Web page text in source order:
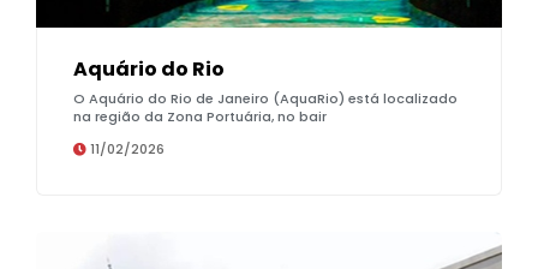
Aquário do Rio
O Aquário do Rio de Janeiro (AquaRio) está localizado
na região da Zona Portuária, no bair
11/02/2026